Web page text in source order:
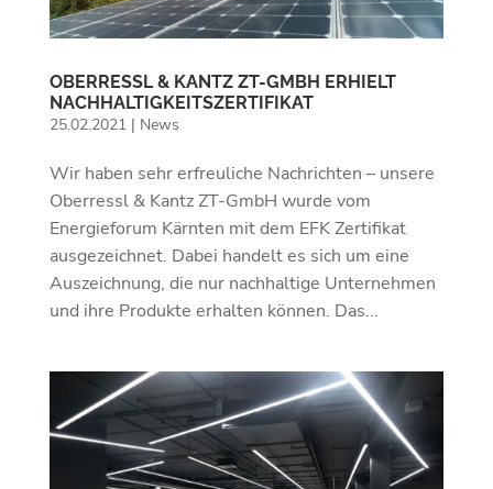
OBERRESSL & KANTZ ZT-GMBH ERHIELT
NACHHALTIGKEITSZERTIFIKAT
25.02.2021| News
Wir haben sehr erfreuliche Nachrichten – unsere
Oberressl & Kantz ZT-GmbH wurde vom
Energieforum Kärnten mit dem EFK Zertifikat
ausgezeichnet. Dabei handelt es sich um eine
Auszeichnung, die nur nachhaltige Unternehmen
und ihre Produkte erhalten können. Das...